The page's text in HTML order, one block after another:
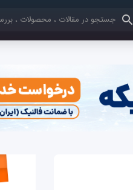
کلمات کلیدی خود را وارد کنید